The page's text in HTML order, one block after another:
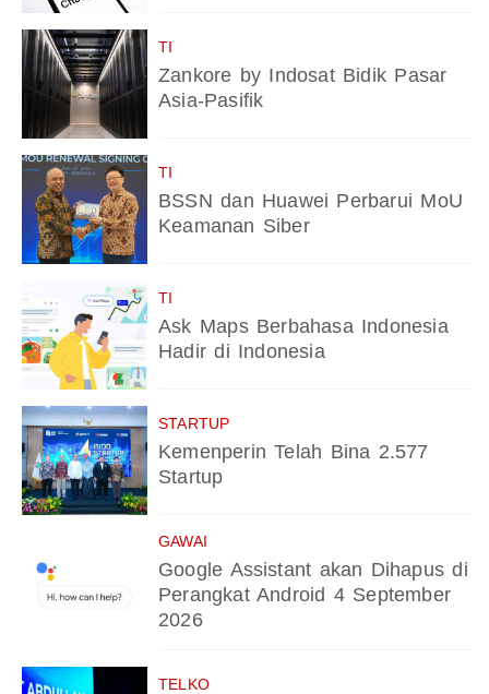
TI
Zankore by Indosat Bidik Pasar
Asia-Pasifik
TI
BSSN dan Huawei Perbarui MoU
Keamanan Siber
TI
Ask Maps Berbahasa Indonesia
Hadir di Indonesia
STARTUP
Kemenperin Telah Bina 2.577
Startup
GAWAI
Google Assistant akan Dihapus di
Perangkat Android 4 September
2026
TELKO